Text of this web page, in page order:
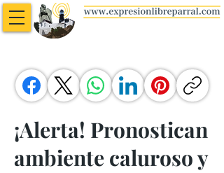
¡Alerta! Pronostican
ambiente caluroso y